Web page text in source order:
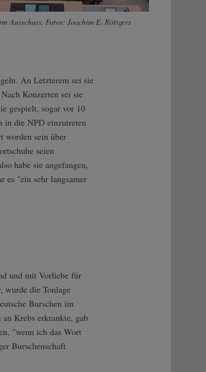
Ausschuss. Fotos: Joachim E. Röttgers
An Letzterem sei sie
Konzerten sei sie
gespielt, sogar vor 10
in die NPD einzutreten
worden sein über
seien
habe sie angefangen,
es "ein sehr langsamer
und mit Vorliebe für
wurde die Tonlage
Burschen im
Krebs erkrankte, gab
"wenn ich das Wort
Burschenschaft